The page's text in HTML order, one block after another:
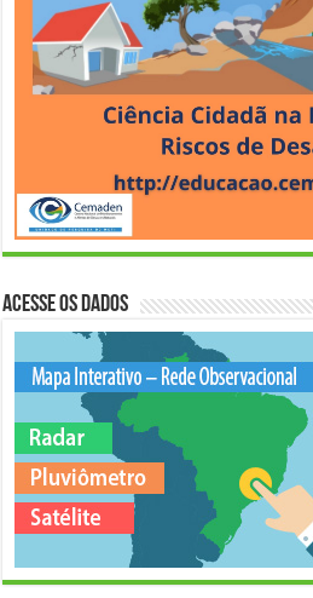
Acesse os Dados